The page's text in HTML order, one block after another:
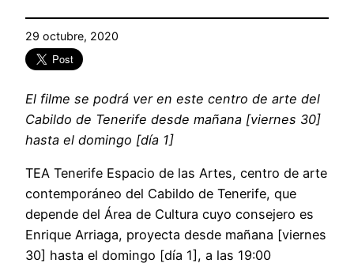
29 octubre, 2020
El filme se podrá ver en este centro de arte del
Cabildo de Tenerife desde mañana [viernes 30]
hasta el domingo [día 1]
TEA Tenerife Espacio de las Artes, centro de arte
contemporáneo del Cabildo de Tenerife, que
depende del Área de Cultura cuyo consejero es
Enrique Arriaga, proyecta desde mañana [viernes
30] hasta el domingo [día 1], a las 19:00